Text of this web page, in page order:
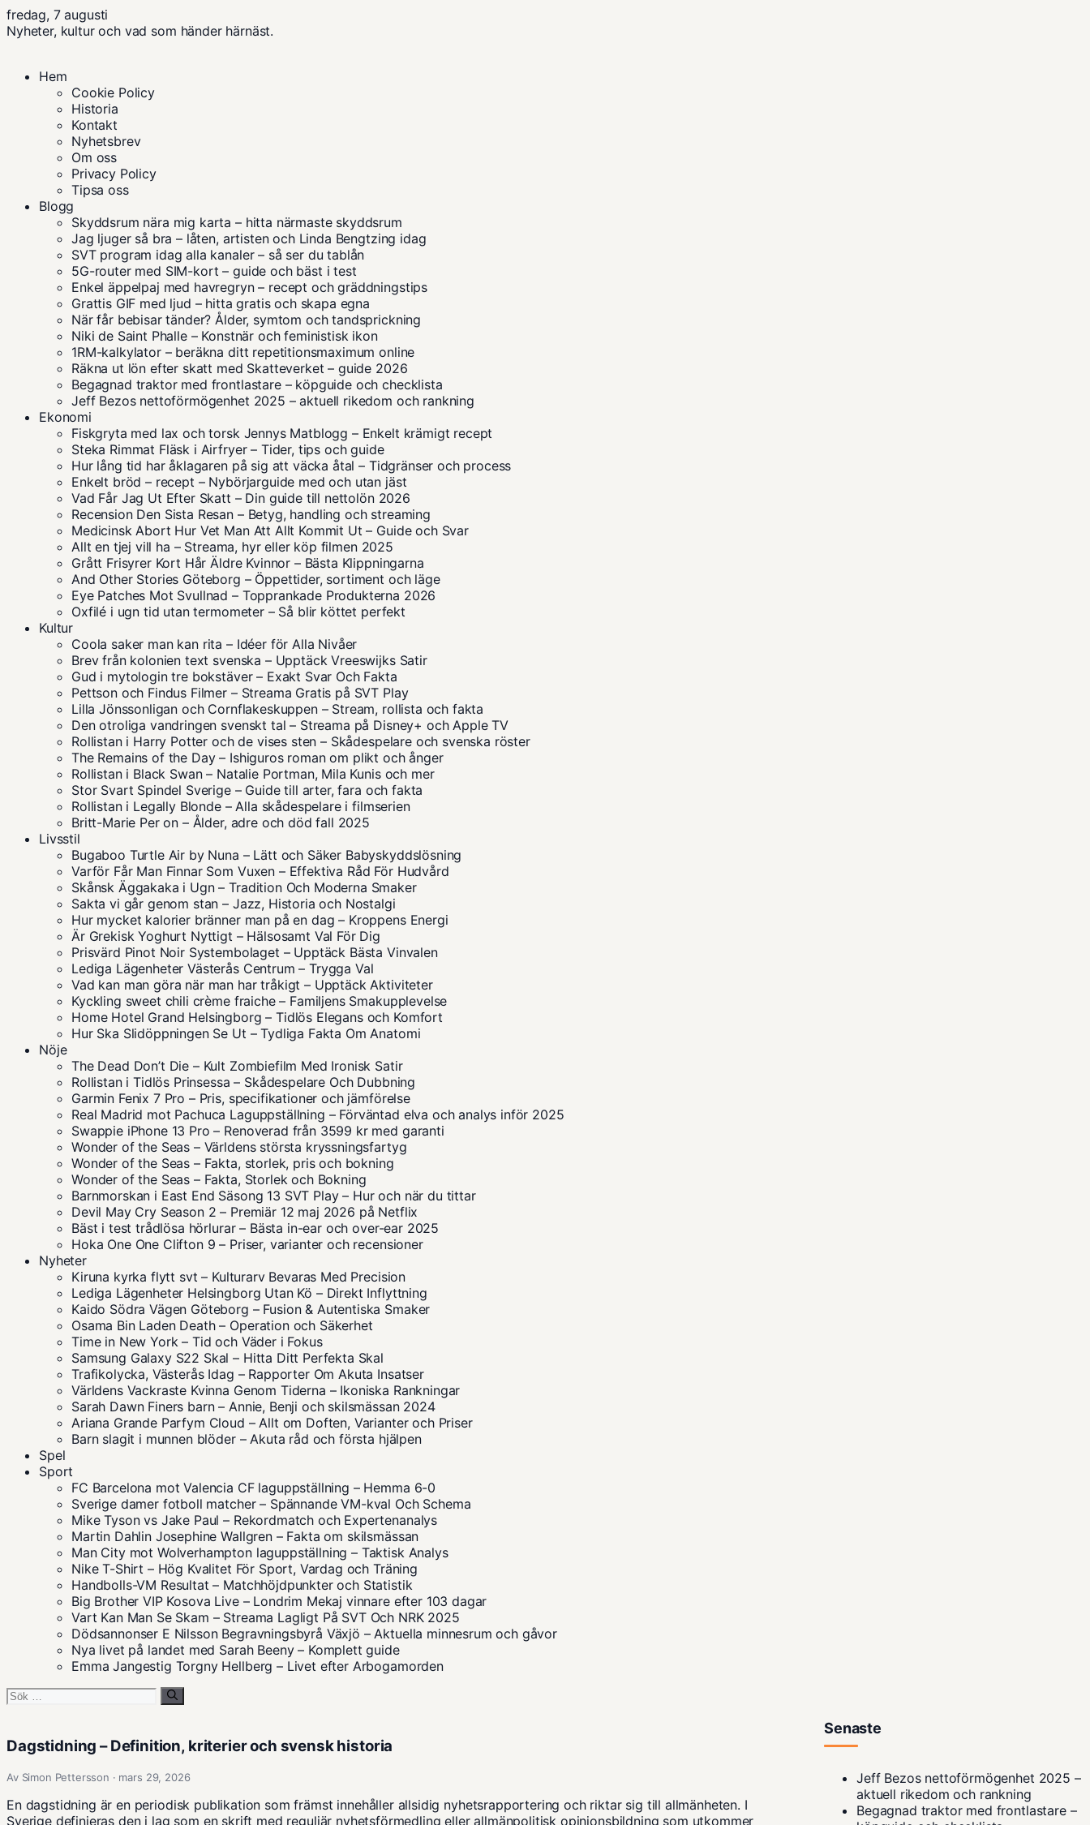
fredag, 7 augusti
Nyheter, kultur och vad som händer härnäst.
Hem
Cookie Policy
Historia
Kontakt
Nyhetsbrev
Om oss
Privacy Policy
Tipsa oss
Blogg
Skyddsrum nära mig karta – hitta närmaste skyddsrum
Jag ljuger så bra – låten, artisten och Linda Bengtzing idag
SVT program idag alla kanaler – så ser du tablån
5G-router med SIM-kort – guide och bäst i test
Enkel äppelpaj med havregryn – recept och gräddningstips
Grattis GIF med ljud – hitta gratis och skapa egna
När får bebisar tänder? Ålder, symtom och tandsprickning
Niki de Saint Phalle – Konstnär och feministisk ikon
1RM-kalkylator – beräkna ditt repetitionsmaximum online
Räkna ut lön efter skatt med Skatteverket – guide 2026
Begagnad traktor med frontlastare – köpguide och checklista
Jeff Bezos nettoförmögenhet 2025 – aktuell rikedom och rankning
Ekonomi
Fiskgryta med lax och torsk Jennys Matblogg – Enkelt krämigt recept
Steka Rimmat Fläsk i Airfryer – Tider, tips och guide
Hur lång tid har åklagaren på sig att väcka åtal – Tidgränser och process
Enkelt bröd – recept – Nybörjarguide med och utan jäst
Vad Får Jag Ut Efter Skatt – Din guide till nettolön 2026
Recension Den Sista Resan – Betyg, handling och streaming
Medicinsk Abort Hur Vet Man Att Allt Kommit Ut – Guide och Svar
Allt en tjej vill ha – Streama, hyr eller köp filmen 2025
Grått Frisyrer Kort Hår Äldre Kvinnor – Bästa Klippningarna
And Other Stories Göteborg – Öppettider, sortiment och läge
Eye Patches Mot Svullnad – Topprankade Produkterna 2026
Oxfilé i ugn tid utan termometer – Så blir köttet perfekt
Kultur
Coola saker man kan rita – Idéer för Alla Nivåer
Brev från kolonien text svenska – Upptäck Vreeswijks Satir
Gud i mytologin tre bokstäver – Exakt Svar Och Fakta
Pettson och Findus Filmer – Streama Gratis på SVT Play
Lilla Jönssonligan och Cornflakeskuppen – Stream, rollista och fakta
Den otroliga vandringen svenskt tal – Streama på Disney+ och Apple TV
Rollistan i Harry Potter och de vises sten – Skådespelare och svenska röster
The Remains of the Day – Ishiguros roman om plikt och ånger
Rollistan i Black Swan – Natalie Portman, Mila Kunis och mer
Stor Svart Spindel Sverige – Guide till arter, fara och fakta
Rollistan i Legally Blonde – Alla skådespelare i filmserien
Britt-Marie Per on – Ålder, adre och död fall 2025
Livsstil
Bugaboo Turtle Air by Nuna – Lätt och Säker Babyskyddslösning
Varför Får Man Finnar Som Vuxen – Effektiva Råd För Hudvård
Skånsk Äggakaka i Ugn – Tradition Och Moderna Smaker
Sakta vi går genom stan – Jazz, Historia och Nostalgi
Hur mycket kalorier bränner man på en dag – Kroppens Energi
Är Grekisk Yoghurt Nyttigt – Hälsosamt Val För Dig
Prisvärd Pinot Noir Systembolaget – Upptäck Bästa Vinvalen
Lediga Lägenheter Västerås Centrum – Trygga Val
Vad kan man göra när man har tråkigt – Upptäck Aktiviteter
Kyckling sweet chili crème fraiche – Familjens Smakupplevelse
Home Hotel Grand Helsingborg – Tidlös Elegans och Komfort
Hur Ska Slidöppningen Se Ut – Tydliga Fakta Om Anatomi
Nöje
The Dead Don’t Die – Kult Zombiefilm Med Ironisk Satir
Rollistan i Tidlös Prinsessa – Skådespelare Och Dubbning
Garmin Fenix 7 Pro – Pris, specifikationer och jämförelse
Real Madrid mot Pachuca Laguppställning – Förväntad elva och analys inför 2025
Swappie iPhone 13 Pro – Renoverad från 3599 kr med garanti
Wonder of the Seas – Världens största kryssningsfartyg
Wonder of the Seas – Fakta, storlek, pris och bokning
Wonder of the Seas – Fakta, Storlek och Bokning
Barnmorskan i East End Säsong 13 SVT Play – Hur och när du tittar
Devil May Cry Season 2 – Premiär 12 maj 2026 på Netflix
Bäst i test trådlösa hörlurar – Bästa in-ear och over-ear 2025
Hoka One One Clifton 9 – Priser, varianter och recensioner
Nyheter
Kiruna kyrka flytt svt – Kulturarv Bevaras Med Precision
Lediga Lägenheter Helsingborg Utan Kö – Direkt Inflyttning
Kaido Södra Vägen Göteborg – Fusion & Autentiska Smaker
Osama Bin Laden Death – Operation och Säkerhet
Time in New York – Tid och Väder i Fokus
Samsung Galaxy S22 Skal – Hitta Ditt Perfekta Skal
Trafikolycka, Västerås Idag – Rapporter Om Akuta Insatser
Världens Vackraste Kvinna Genom Tiderna – Ikoniska Rankningar
Sarah Dawn Finers barn – Annie, Benji och skilsmässan 2024
Ariana Grande Parfym Cloud – Allt om Doften, Varianter och Priser
Barn slagit i munnen blöder – Akuta råd och första hjälpen
Spel
Sport
FC Barcelona mot Valencia CF laguppställning – Hemma 6-0
Sverige damer fotboll matcher – Spännande VM-kval Och Schema
Mike Tyson vs Jake Paul – Rekordmatch och Expertenanalys
Martin Dahlin Josephine Wallgren – Fakta om skilsmässan
Man City mot Wolverhampton laguppställning – Taktisk Analys
Nike T-Shirt – Hög Kvalitet För Sport, Vardag och Träning
Handbolls-VM Resultat – Matchhöjdpunkter och Statistik
Big Brother VIP Kosova Live – Londrim Mekaj vinnare efter 103 dagar
Vart Kan Man Se Skam – Streama Lagligt På SVT Och NRK 2025
Dödsannonser E Nilsson Begravningsbyrå Växjö – Aktuella minnesrum och gåvor
Nya livet på landet med Sarah Beeny – Komplett guide
Emma Jangestig Torgny Hellberg – Livet efter Arbogamorden
Sök
Dagstidning – Definition, kriterier och svensk historia
Av Simon Pettersson · mars 29, 2026
En dagstidning är en periodisk publikation som främst innehåller allsidig nyhetsrapportering och riktar sig till allmänheten. I
Sverige definieras den i lag som en skrift med reguljär nyhetsförmedling eller allmänpolitisk opinionsbildning som utkommer
Senaste
Jeff Bezos nettoförmögenhet 2025 –
aktuell rikedom och rankning
Begagnad traktor med frontlastare –